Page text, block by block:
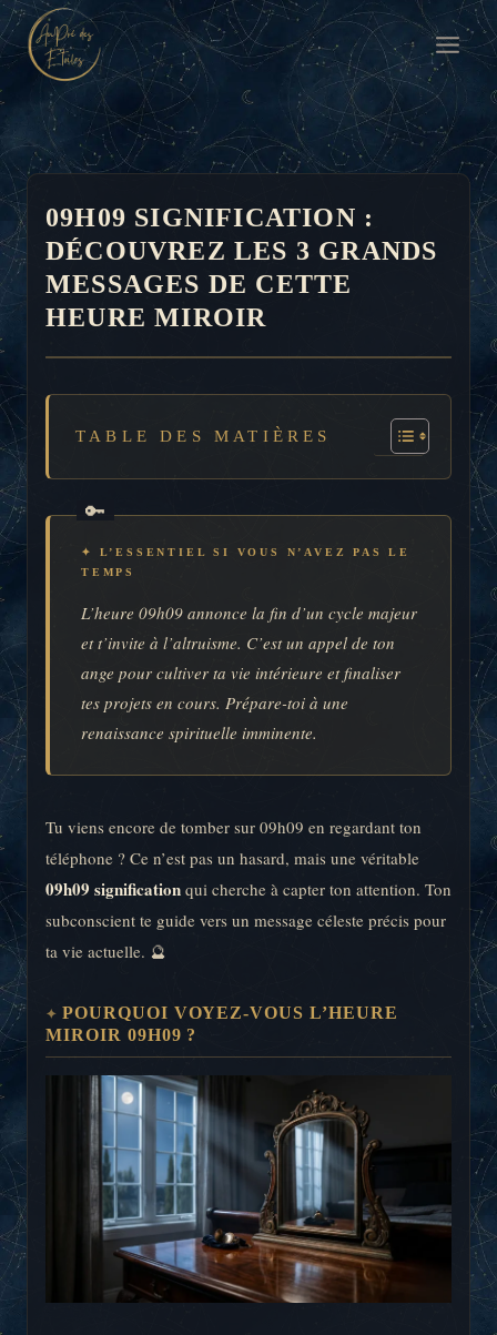
Aller
au
contenu
09H09 SIGNIFICATION :
DÉCOUVREZ LES 3 GRANDS
MESSAGES DE CETTE
HEURE MIROIR
TABLE DES MATIÈRES
✦ L’ESSENTIEL SI VOUS N’AVEZ PAS LE
TEMPS
L’heure 09h09 annonce la fin d’un cycle majeur
et t’invite à l’altruisme. C’est un appel de ton
ange pour cultiver ta vie intérieure et finaliser
tes projets en cours. Prépare-toi à une
renaissance spirituelle imminente.
Tu viens encore de tomber sur 09h09 en regardant ton
téléphone ? Ce n’est pas un hasard, mais une véritable
09h09 signification qui cherche à capter ton attention. Ton
subconscient te guide vers un message céleste précis pour
ta vie actuelle. 🔮
POURQUOI VOYEZ-VOUS L’HEURE
MIROIR 09H09 ?